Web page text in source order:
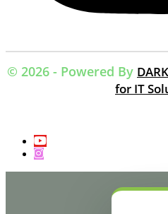
© 2026 - Powered By
for IT